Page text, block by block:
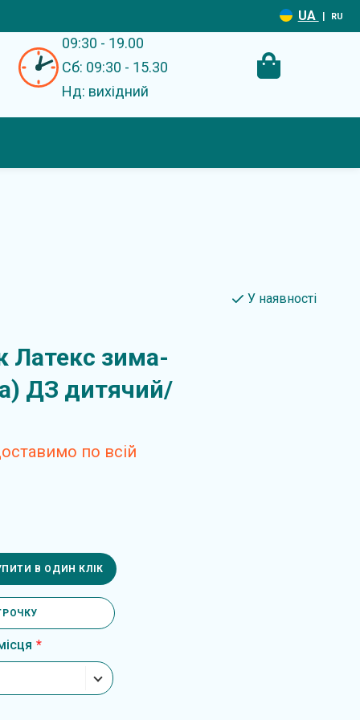
UA | RU
09:30 - 19.00
Сб: 09:30 - 15.30
Нд: вихідний
Латекс зима-
ДЗ дитячий/
по всій
У наявності
В ОДИН КЛІК